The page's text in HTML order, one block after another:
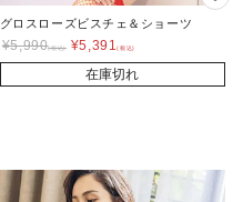
グロスローズビスチェ＆ショーツ
¥5,990 ¥5,391
在庫切れ